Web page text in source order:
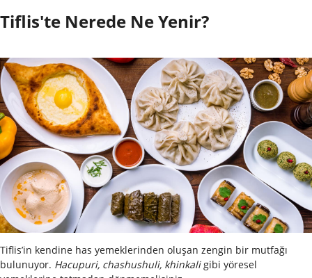
Tiflis'te Nerede Ne Yenir?
Tiflis’in kendine has yemeklerinden oluşan zengin bir mutfağı
bulunuyor. Hacupuri, chashushuli, khinkaligibi yöresel